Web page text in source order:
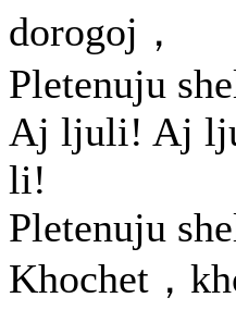
dorogoj，
Pletenuju
Aj ljuli! Aj
li!
Pletenuju
Khochet，